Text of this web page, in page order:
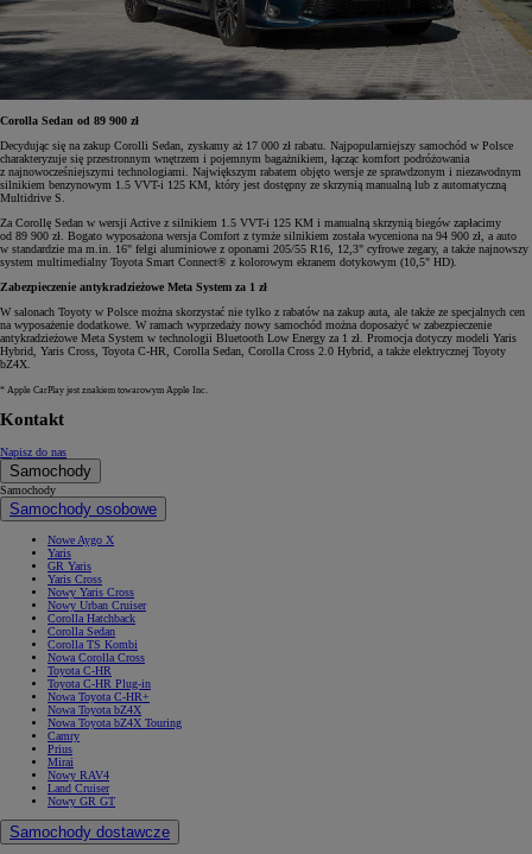
Corolla Sedan od 89 900 zł
Decydując się na zakup Corolli Sedan, zyskamy aż 17 000 zł rabatu. Najpopularniejszy samochód w Polsce
charakteryzuje się przestronnym wnętrzem i pojemnym bagażnikiem, łącząc komfort podróżowania
z najnowocześniejszymi technologiami. Największym rabatem objęto wersje ze sprawdzonym i niezawodnym
silnikiem benzynowym 1.5 VVT-i 125 KM, który jest dostępny ze skrzynią manualną lub z automatyczną
Multidrive S.
Za Corollę Sedan w wersji Active z silnikiem 1.5 VVT-i 125 KM i manualną skrzynią biegów zapłacimy
od 89 900 zł. Bogato wyposażona wersja Comfort z tymże silnikiem została wyceniona na 94 900 zł, a auto
w standardzie ma m.in. 16" felgi aluminiowe z oponami 205/55 R16, 12,3" cyfrowe zegary, a także najnowszy
system multimedialny Toyota Smart Connect® z kolorowym ekranem dotykowym (10,5" HD).
Zabezpieczenie antykradzieżowe Meta System za 1 zł
W salonach Toyoty w Polsce można skorzystać nie tylko z rabatów na zakup auta, ale także ze specjalnych cen
na wyposażenie dodatkowe. W ramach wyprzedaży nowy samochód można doposażyć w zabezpieczenie
antykradzieżowe Meta System w technologii Bluetooth Low Energy za 1 zł. Promocja dotyczy modeli Yaris
Hybrid, Yaris Cross, Toyota C-HR, Corolla Sedan, Corolla Cross 2.0 Hybrid, a także elektrycznej Toyoty
bZ4X.
* Apple CarPlay jest znakiem towarowym Apple Inc.
Kontakt
Napisz do nas
Samochody
Samochody
Samochody osobowe
Nowe Aygo X
Yaris
GR Yaris
Yaris Cross
Nowy Yaris Cross
Nowy Urban Cruiser
Corolla Hatchback
Corolla Sedan
Corolla TS Kombi
Nowa Corolla Cross
Toyota C-HR
Toyota C-HR Plug-in
Nowa Toyota C-HR+
Nowa Toyota bZ4X
Nowa Toyota bZ4X Touring
Camry
Prius
Mirai
Nowy RAV4
Land Cruiser
Nowy GR GT
Samochody dostawcze